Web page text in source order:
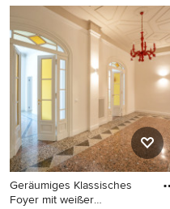
Mittelgroße Moderne
Haustür mit weißer
Wandfarbe, Terrazzo-Boden,
Doppeltür, brauner Haustür,
grauem Boden,
Holzdielendecke und
Holzdielenwänden in
Sonstige
Geräumiges Klassisches
Foyer mit weißer